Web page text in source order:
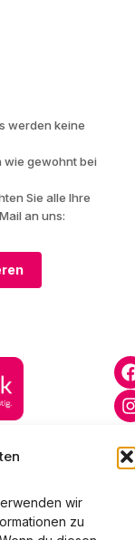
wir
zu
werden keine
wie gewohnt bei
Sie alle Ihre
an uns: